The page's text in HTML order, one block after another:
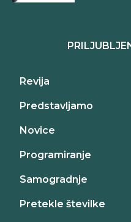
Revija
Predstavljamo
Novice
Programiranje
Samogradnje
Pretekle številke